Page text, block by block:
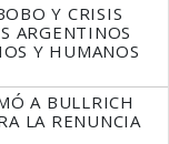
Y CRISIS
ARGENTINOS
Y HUMANOS
A BULLRICH
LA RENUNCIA